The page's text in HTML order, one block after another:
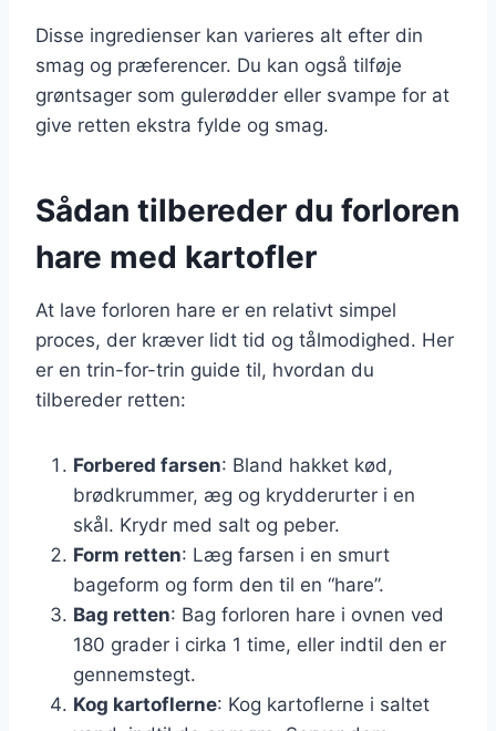
Disse ingredienser kan varieres alt efter din
smag og præferencer. Du kan også tilføje
grøntsager som gulerødder eller svampe for at
give retten ekstra fylde og smag.
Sådan tilbereder du forloren
hare med kartofler
At lave forloren hare er en relativt simpel
proces, der kræver lidt tid og tålmodighed. Her
er en trin-for-trin guide til, hvordan du
tilbereder retten:
Forbered farsen: Bland hakket kød,
brødkrummer, æg og krydderurter i en
skål. Krydr med salt og peber.
Form retten: Læg farsen i en smurt
bageform og form den til en “hare”.
Bag retten: Bag forloren hare i ovnen ved
180 grader i cirka 1 time, eller indtil den er
gennemstegt.
Kog kartoflerne: Kog kartoflerne i saltet